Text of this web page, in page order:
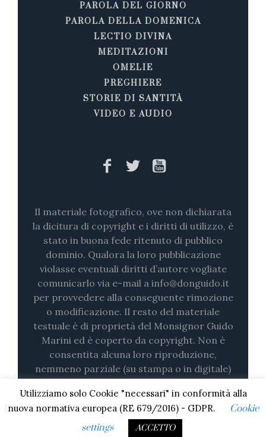
PAROLA DEL GIORNO
PAROLA DELLA DOMENICA
LECTIO DIVINA
MEDITAZIONI
OMELIE
PREGHIERE
STORIE DI SANTITÀ
VIDEO E AUDIO
Il materiale fotografico, ove non dichiarata
la dicitura di copyright e i diritti di utilizzo, è
stato in buona fede ritenuto di pubblico
dominio. Qualora la loro pubblicazione
violasse eventuali diritti d’autore vogliate
comunicarlo via e-mail a info@donguido.it
per provvedere alla conseguente rimozione
o modificazione. Il resto del materiale
testuale è di proprietà del Monsignor Guido
Marini ed è coperto da copyright. Non è
consentita alcuna loro riproduzione,
nemmeno parziale (su stampa o in digitale)
Utilizziamo solo Cookie "necessari" in conformità alla
nuova normativa europea (RE 679/2016) - GDPR.
Cookie
settings
ACCETTO